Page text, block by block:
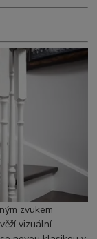
zvukem
vizuální